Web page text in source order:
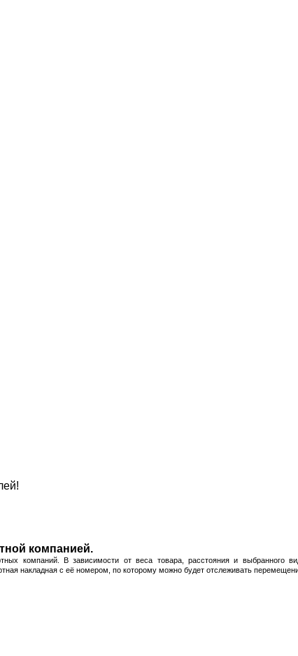
компанией.
компаний. В зависимости от веса товара, расстояния и выбранного
накладная с её номером, по которому можно будет отслеживать